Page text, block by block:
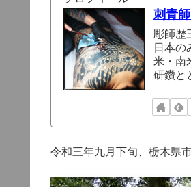
刺青
彫師歴
日本の
米・南
研鑽と
令和三年九月下旬、栃木県